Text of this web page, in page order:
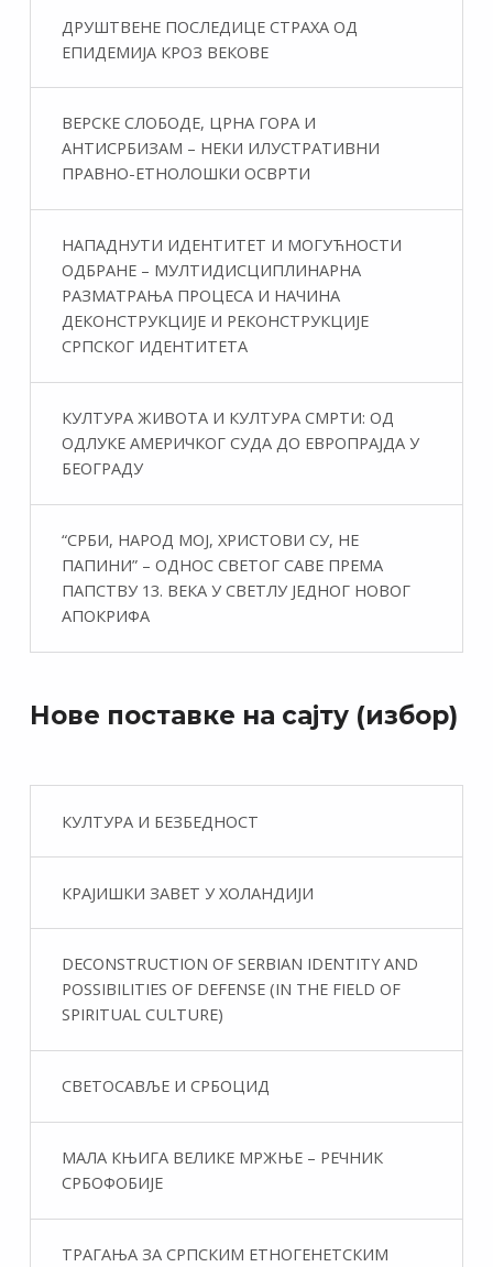
ДРУШТВЕНЕ ПОСЛЕДИЦЕ СТРАХА ОД
ЕПИДЕМИЈА КРОЗ ВЕКОВЕ
ВЕРСКЕ СЛОБОДЕ, ЦРНА ГОРА И
АНТИСРБИЗАМ – НЕКИ ИЛУСТРАТИВНИ
ПРАВНО-ЕТНОЛОШКИ ОСВРТИ
НАПАДНУТИ ИДЕНТИТЕТ И МОГУЋНОСТИ
ОДБРАНЕ – МУЛТИДИСЦИПЛИНАРНА
РАЗМАТРАЊА ПРОЦЕСА И НАЧИНА
ДЕКОНСТРУКЦИЈЕ И РЕКОНСТРУКЦИЈЕ
СРПСКОГ ИДЕНТИТЕТА
КУЛТУРА ЖИВОТА И КУЛТУРА СМРТИ: ОД
ОДЛУКЕ АМЕРИЧКОГ СУДА ДО ЕВРОПРАЈДА У
БЕОГРАДУ
“СРБИ, НАРОД МОЈ, ХРИСТОВИ СУ, НЕ
ПАПИНИ” – ОДНОС СВЕТОГ САВЕ ПРЕМА
ПАПСТВУ 13. ВЕКА У СВЕТЛУ ЈЕДНОГ НОВОГ
АПОКРИФА
Нове поставке на сајту (избор)
КУЛТУРА И БЕЗБЕДНОСТ
КРАЈИШКИ ЗАВЕТ У ХОЛАНДИЈИ
DECONSTRUCTION OF SERBIAN IDENTITY AND
POSSIBILITIES OF DEFENSE (IN THE FIELD OF
SPIRITUAL CULTURE)
СВЕТОСАВЉЕ И СРБОЦИД
МАЛА КЊИГА ВЕЛИКЕ МРЖЊЕ – РЕЧНИК
СРБОФОБИЈЕ
ТРАГАЊА ЗА СРПСКИМ ЕТНОГЕНЕТСКИМ